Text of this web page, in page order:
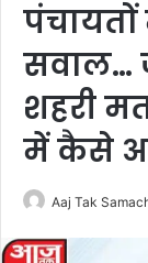
पंचायतों
सवाल…
शहरी
में कैसे
Aaj Tak